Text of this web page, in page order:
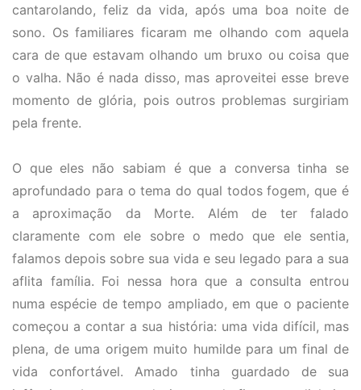
cantarolando, feliz da vida, após uma boa noite de
sono. Os familiares ficaram me olhando com aquela
cara de que estavam olhando um bruxo ou coisa que
o valha. Não é nada disso, mas aproveitei esse breve
momento de glória, pois outros problemas surgiriam
pela frente.
O que eles não sabiam é que a conversa tinha se
aprofundado para o tema do qual todos fogem, que é
a aproximação da Morte. Além de ter falado
claramente com ele sobre o medo que ele sentia,
falamos depois sobre sua vida e seu legado para a sua
aflita família. Foi nessa hora que a consulta entrou
numa espécie de tempo ampliado, em que o paciente
começou a contar a sua história: uma vida difícil, mas
plena, de uma origem muito humilde para um final de
vida confortável. Amado tinha guardado de sua